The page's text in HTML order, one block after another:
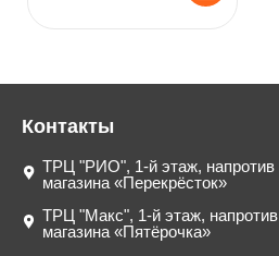
Контакты
ТРЦ "РИО", 1-й этаж, напротив
магазина «Перекрёсток»
ТРЦ "Макс", 1-й этаж, напротив
магазина «Пятёрочка»